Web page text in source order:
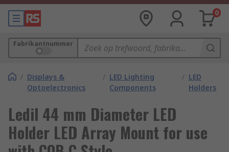
0
Fabrikantnummer
/ Displays &
Optoelectronics
/ LED Lighting
Components
/ LED
Holders
Ledil 44 mm Diameter LED
Holder LED Array Mount for use